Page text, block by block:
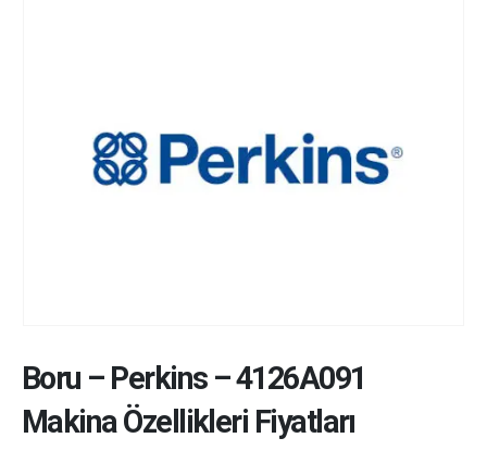
Boru – Perkins–4126A091
Makina Özellikleri Fiyatları